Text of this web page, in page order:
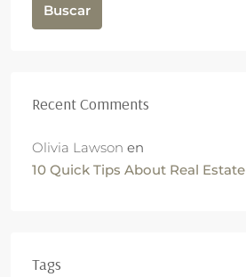
Buscar
Recent Comments
Olivia Lawson en
10 Quick Tips About Real Estate
Tags